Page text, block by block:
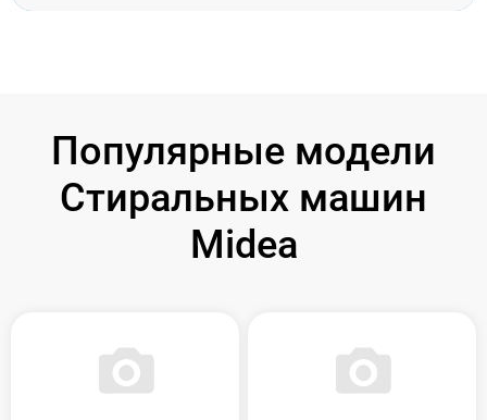
Популярные модели
Стиральных машин
Midea